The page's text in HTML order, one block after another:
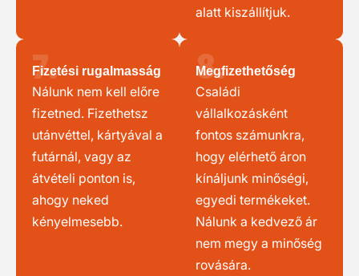
alatt kiszállítjuk.
7.
Fizetési rugalmasság
Nálunk nem kell előre
fizetned. Fizethetsz
utánvéttel, kártyával a
futárnál, vagy az
átvételi ponton is,
ahogy neked
kényelmesebb.
8.
Megfizethetőség
Családi
vállalkozásként
fontos számunkra,
hogy elérhető áron
kínáljunk minőségi,
egyedi termékeket.
Nálunk a kedvező ár
nem megy a minőség
rovására.